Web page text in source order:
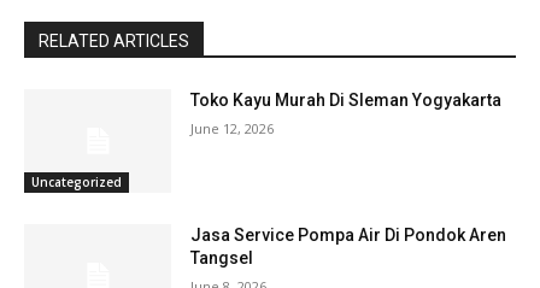
RELATED ARTICLES
Uncategorized
Toko Kayu Murah Di Sleman Yogyakarta
June 12, 2026
Jasa Service Pompa Air Di Pondok Aren
Tangsel